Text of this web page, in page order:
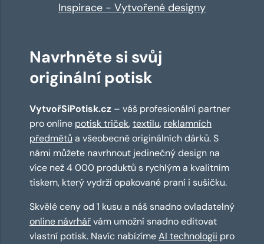
Inspirace - Vytvořené designy
Navrhněte si svůj
originální potisk
VytvořSiPotisk.cz – váš profesionální partner
pro online potisk triček,textilu, reklamních
předmětů a všeobecně originálních dárků. S
námi můžete navrhnout jedinečný design na
více než 4 000 produktů s rychlým a kvalitním
tiskem, který vydrží opakované praní i sušičku.
Skvělé ceny od 1 kusu a náš snadno ovladatelný
online návrhářvám umožní snadno editovat
vlastní potisk. Navíc nabízímeAI technologii pro